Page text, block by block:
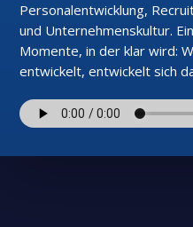
Personalentwicklung,
und Unternehmenskultur.
Momente, in der klar wird:
entwickelt, entwickelt sich